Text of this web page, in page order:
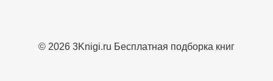
© 2026 3Knigi.ru Бесплатная подборка книг